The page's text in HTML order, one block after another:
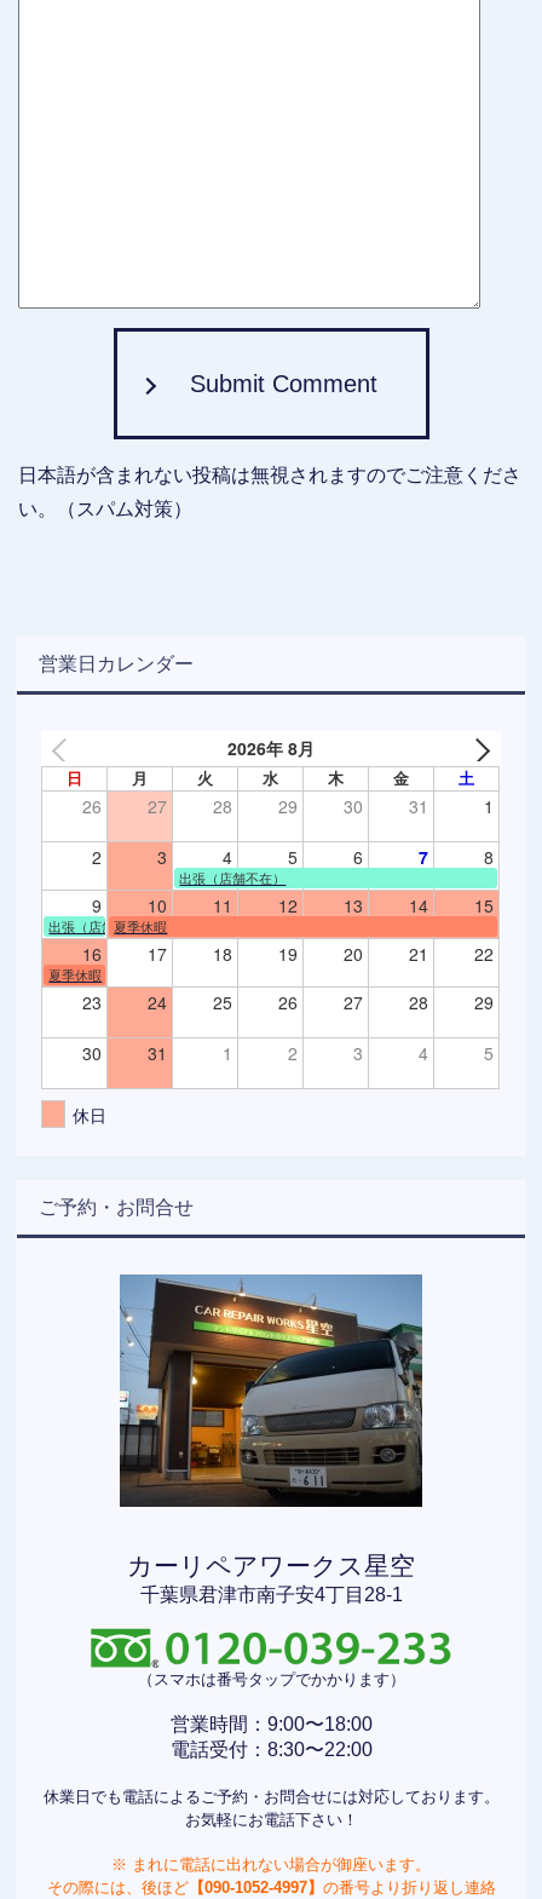
Submit Comment
日本語が含まれない投稿は無視されますのでご注意くださ
い。（スパム対策）
営業日カレンダー
2026年 8月
日 月 火 水 木 金 土
26 27 28 29 30 31 1
2 3 4 5 6 7 8
出張（店舗不在）
9 10 11 12 13 14 15
出張（店舗不在）
夏季休暇
16 17 18 19 20 21 22
夏季休暇
23 24 25 26 27 28 29
30 31 1 2 3 4 5
休日
ご予約・お問合せ
カーリペアワークス星空
千葉県君津市南子安4丁目28-1
（スマホは番号タップでかかります）
営業時間：9:00〜18:00
電話受付：8:30〜22:00
休業日でも電話によるご予約・お問合せには対応しております。
お気軽にお電話下さい！
※ まれに電話に出れない場合が御座います。
その際には、後ほど【090-1052-4997】 の番号より折り返し連絡